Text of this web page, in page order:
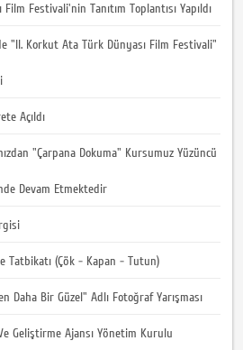
Festivali'nin Tanıtım Toplantısı Yapıldı
"II. Korkut Ata Türk Dünyası Film Festivali"
Açıldı
"Çarpana Dokuma" Kursumuz Yüzüncü
Devam Etmektedir
Tatbikatı (Çök - Kapan - Tutun)
Daha Bir Güzel" Adlı Fotoğraf Yarışması
Geliştirme Ajansı Yönetim Kurulu